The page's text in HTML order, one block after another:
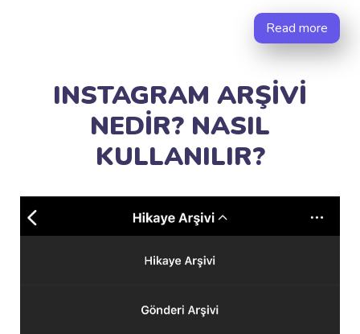
Read more
INSTAGRAM ARŞİVİ
NEDİR? NASIL
KULLANILIR?